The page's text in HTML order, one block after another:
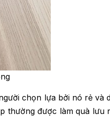
chọn lựa bởi nó rẻ và
thường được làm quà lưu